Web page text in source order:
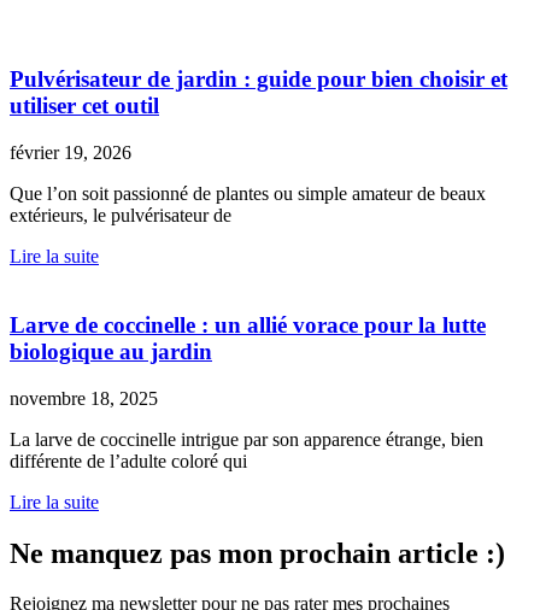
Pulvérisateur de jardin : guide pour bien choisir et
utiliser cet outil
février 19, 2026
Que l’on soit passionné de plantes ou simple amateur de beaux
extérieurs, le pulvérisateur de
Lire la suite
Larve de coccinelle : un allié vorace pour la lutte
biologique au jardin
novembre 18, 2025
La larve de coccinelle intrigue par son apparence étrange, bien
différente de l’adulte coloré qui
Lire la suite
Ne manquez pas mon prochain article :)
Rejoignez ma newsletter pour ne pas rater mes prochaines